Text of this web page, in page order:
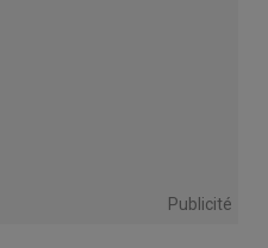
Publicité